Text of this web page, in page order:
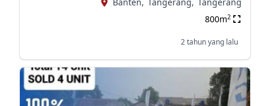
800m2
2 tahun yang lalu